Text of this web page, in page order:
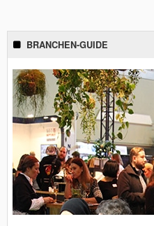
BRANCHEN-GUIDE